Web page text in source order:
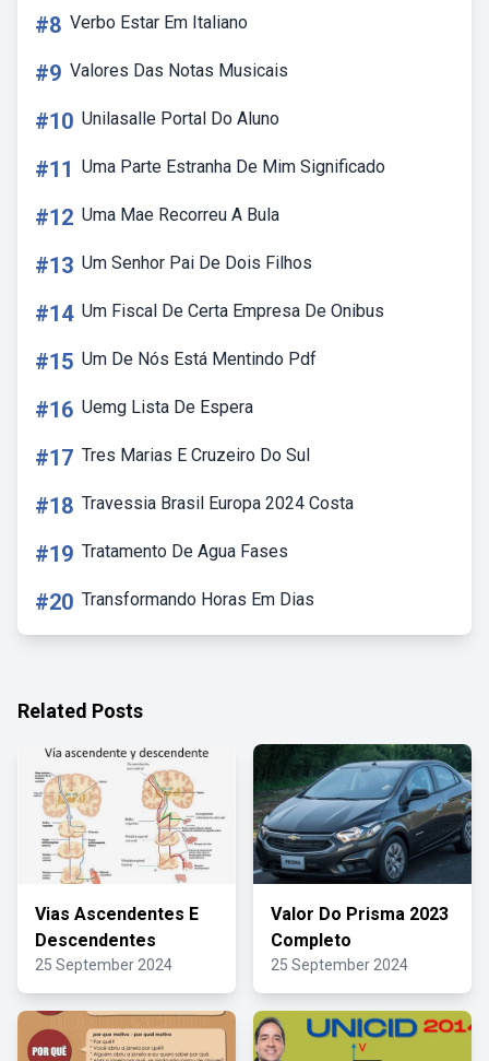
#8 Verbo Estar Em Italiano
#9 Valores Das Notas Musicais
#10 Unilasalle Portal Do Aluno
#11 Uma Parte Estranha De Mim Significado
#12 Uma Mae Recorreu A Bula
#13 Um Senhor Pai De Dois Filhos
#14 Um Fiscal De Certa Empresa De Onibus
#15 Um De Nós Está Mentindo Pdf
#16 Uemg Lista De Espera
#17 Tres Marias E Cruzeiro Do Sul
#18 Travessia Brasil Europa 2024 Costa
#19 Tratamento De Agua Fases
#20 Transformando Horas Em Dias
Related Posts
Vias Ascendentes E
Descendentes
25 September 2024
Valor Do Prisma 2023
Completo
25 September 2024